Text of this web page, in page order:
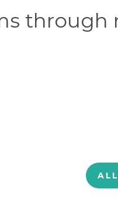
through